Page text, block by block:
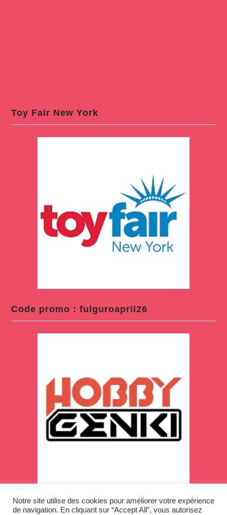
Toy Fair New York
Code promo : fulguroapril26
Notre site utilise des cookies pour améliorer votre expérience
de navigation. En cliquant sur “Accept All”, vous autorisez